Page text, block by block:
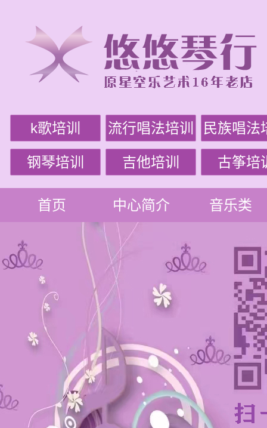
k歌培训 流行唱法培训 民族唱法
钢琴培训 吉他培训 古筝培
首页 中心简介 音乐类